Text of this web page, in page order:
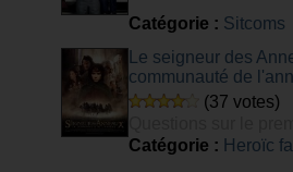
Catégorie : Sitcoms
Le seigneur des
communauté de
(37 votes)
Seigneur des
Catégorie : Heroïc